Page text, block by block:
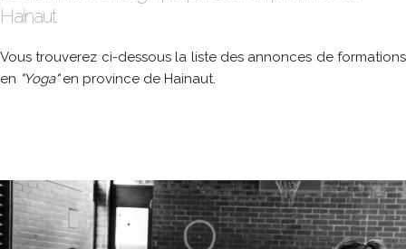
Hainaut
Vous trouverez ci-dessous la liste des annonces de formations
en "Yoga"en province de Hainaut.